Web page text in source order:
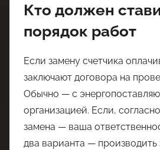
Кто должен
порядок работ
Если замену счетчика
заключают договора на
Обычно — с
организацией. Если,
замена — ваша
два варианта — производить